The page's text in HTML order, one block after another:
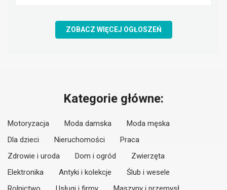
ZOBACZ WIĘCEJ OGŁOSZEŃ
Kategorie główne:
Motoryzacja Moda damska
Moda męska
Dla dzieci
Nieruchomości
Praca
Zdrowie i uroda
Dom i ogród
Zwierzęta
Elektronika
Antyki i kolekcje
Ślub i wesele